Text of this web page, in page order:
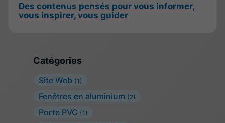
Catégories
Site Web (1)
Fenêtres en aluminium (2)
Porte PVC (1)
Des contenus pensés pour vous informer,
vous inspirer, vous guider